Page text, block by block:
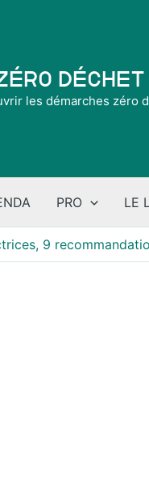
Déchet
les démarches zéro
PRO LE
9